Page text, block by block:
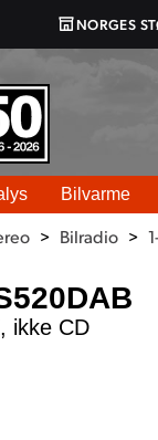
NORGES
Bilvarme
> Bilradio >
ikke CD